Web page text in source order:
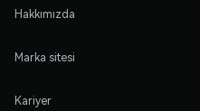
Hakkımızda
Marka sitesi
Kariyer